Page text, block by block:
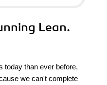
Lean.
today than ever before,
we can't complete